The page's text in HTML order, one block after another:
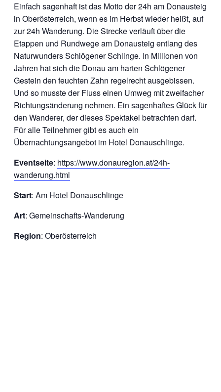
Einfach sagenhaft ist das Motto der 24h am Donausteig
in Oberösterreich, wenn es im Herbst wieder heißt, auf
zur 24h Wanderung. Die Strecke verläuft über die
Etappen und Rundwege am Donausteig entlang des
Naturwunders Schlögener Schlinge. In Millionen von
Jahren hat sich die Donau am harten Schlögener
Gestein den feuchten Zahn regelrecht ausgebissen.
Und so musste der Fluss einen Umweg mit zweifacher
Richtungsänderung nehmen. Ein sagenhaftes Glück für
den Wanderer, der dieses Spektakel betrachten darf.
Für alle Teilnehmer gibt es auch ein
Übernachtungsangebot im Hotel Donauschlinge.
Eventseite: https://www.donauregion.at/24h-
wanderung.html
Start: Am Hotel Donauschlinge
Art: Gemeinschafts-Wanderung
Region: Oberösterreich